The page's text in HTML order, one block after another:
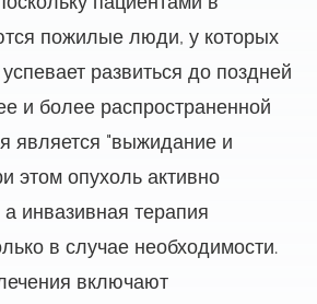
пожилые люди, у которых
развиться до поздней
и более распространенной
является "выжидание и
этом опухоль активно
а инвазивная терапия
в случае необходимости.
включают